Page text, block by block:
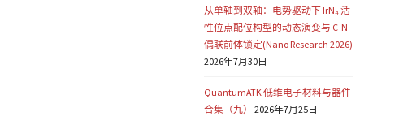
从单轴到双轴：电势驱动下 IrN₄ 活
性位点配位构型的动态演变与 C-N
偶联前体锁定(Nano Research 2026)
2026年7月30日
QuantumATK 低维电子材料与器件
合集（九）
2026年7月25日